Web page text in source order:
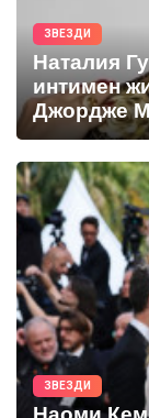
ЗВЕЗДИ
Наталия
интимен
Джордже
ЗВЕЗДИ